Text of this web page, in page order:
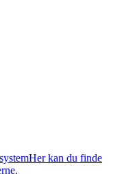
Her kan du finde